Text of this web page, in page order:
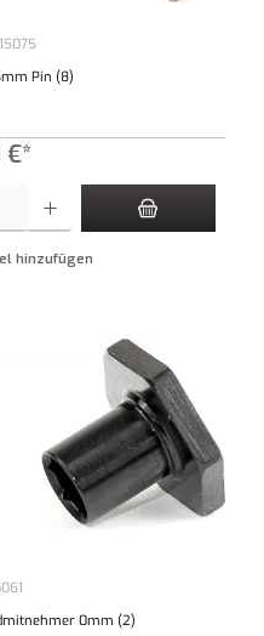
Pin (8)
€*
hinzufügen
0mm (2)